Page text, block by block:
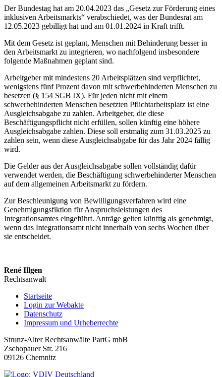
Der Bundestag hat am 20.04.2023 das „Gesetz zur Förderung eines
inklusiven Arbeitsmarkts“ verabschiedet, was der Bundesrat am
12.05.2023 gebilligt hat und am 01.01.2024 in Kraft trifft.
Mit dem Gesetz ist geplant, Menschen mit Behinderung besser in
den Arbeitsmarkt zu integrieren, wo nachfolgend insbesondere
folgende Maßnahmen geplant sind.
Arbeitgeber mit mindestens 20 Arbeitsplätzen sind verpflichtet,
wenigstens fünf Prozent davon mit schwerbehinderten Menschen zu
besetzen (§ 154 SGB IX). Für jeden nicht mit einem
schwerbehinderten Menschen besetzten Pflichtarbeitsplatz ist eine
Ausgleichsabgabe zu zahlen. Arbeitgeber, die diese
Beschäftigungspflicht nicht erfüllen, sollen künftig eine höhere
Ausgleichsabgabe zahlen. Diese soll erstmalig zum 31.03.2025 zu
zahlen sein, wenn diese Ausgleichsabgabe für das Jahr 2024 fällig
wird.
Die Gelder aus der Ausgleichsabgabe sollen vollständig dafür
verwendet werden, die Beschäftigung schwerbehinderter Menschen
auf dem allgemeinen Arbeitsmarkt zu fördern.
Zur Beschleunigung von Bewilligungsverfahren wird eine
Genehmigungsfiktion für Anspruchsleistungen des
Integrationsamtes eingeführt. Anträge gelten künftig als genehmigt,
wenn das Integrationsamt nicht innerhalb von sechs Wochen über
sie entscheidet.
René Illgen
Rechtsanwalt
Startseite
Login zur Webakte
Datenschutz
Impressum und Urheberrechte
Strunz-Alter Rechtsanwälte PartG mbB
Zschopauer Str. 216
09126 Chemnitz